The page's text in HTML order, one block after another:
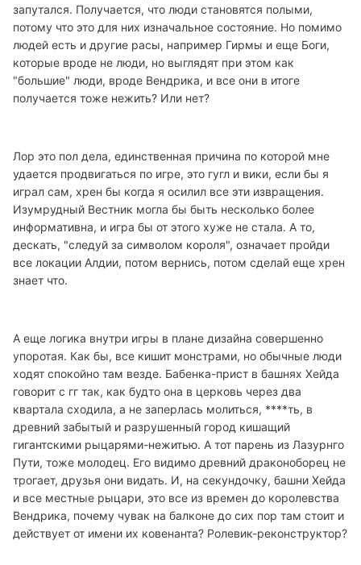
запутался. Получается, что люди становятся полыми,
потому что это для них изначальное состояние. Но помимо
людей есть и другие расы, например Гирмы и еще Боги,
которые вроде не люди, но выглядят при этом как
"большие" люди, вроде Вендрика, и все они в итоге
получается тоже нежить? Или нет?
Лор это пол дела, единственная причина по которой мне
удается продвигаться по игре, это гугл и вики, если бы я
играл сам, хрен бы когда я осилил все эти извращения.
Изумрудный Вестник могла бы быть несколько более
информативна, и игра бы от этого хуже не стала. А то,
дескать, "следуй за символом короля", означает пройди
все локации Алдии, потом вернись, потом сделай еще хрен
знает что.
А еще логика внутри игры в плане дизайна совершенно
упоротая. Как бы, все кишит монстрами, но обычные люди
ходят спокойно там везде. Бабенка-прист в башнях Хейда
говорит с гг так, как будто она в церковь через два
квартала сходила, а не заперлась молиться, ****ть, в
древний забытый и разрушенный город кишащий
гигантскими рыцарями-нежитью. А тот парень из Лазурнго
Пути, тоже молодец. Его видимо древний драконоборец не
трогает, друзья они видать. И, на секундочку, башни Хейда
и все местные рыцари, это все из времен до королевства
Вендрика, почему чувак на балконе до сих пор там стоит и
действует от имени их ковенанта? Ролевик-реконструктор?